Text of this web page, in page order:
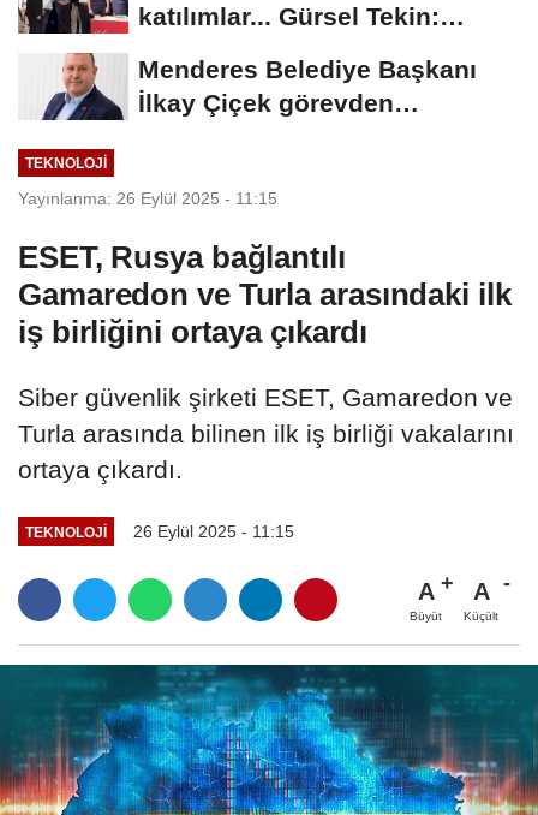
katılımlar... Gürsel Tekin:
Menderes Belediye Başkanı
İlkay Çiçek görevden
TEKNOLOJI
Yayınlanma: 26 Eylül 2025 - 11:15
ESET, Rusya bağlantılı
Gamaredon ve Turla arasındaki ilk
iş birliğini ortaya çıkardı
Siber güvenlik şirketi ESET, Gamaredon ve
Turla arasında bilinen ilk iş birliği vakalarını
ortaya çıkardı.
TEKNOLOJI 26 Eylül 2025 - 11:15
A
Büyüt
A
Küçült